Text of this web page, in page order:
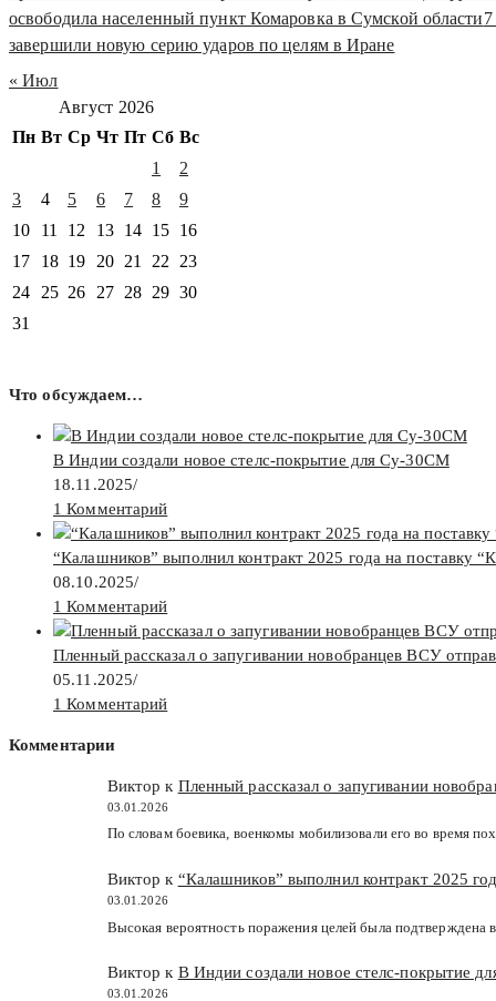
освободила населенный пункт Комаровка в Сумской области
завершили новую серию ударов по целям в Иране
« Июл
Август 2026
Пн Вт Ср Чт Пт Сб Вс
1
2
3
4 5 6 7 8
9
10
11 12 13 14 15 16
17
18 19 20 21 22
23
24
25 26 27 28 29 30
31
Что обсуждаем…
В Индии создали новое стелс-покрытие для Су-30СМ
18.11.2025/
1 Комментарий
“Калашников” выполнил контракт 2025 года на поставку
08.10.2025/
1 Комментарий
Пленный рассказал о запугивании новобранцев ВСУ
05.11.2025/
1 Комментарий
Комментарии
Виктор к Пленный рассказал о запугивании
03.01.2026
По словам боевика, военкомы мобилизовали его во время
Виктор к “Калашников” выполнил контракт 2025
03.01.2026
Высокая вероятность поражения целей была
Виктор к В Индии создали новое стелс-покрытие
03.01.2026